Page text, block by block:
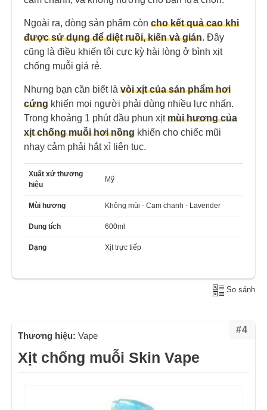
Ngoài ra, dòng sản phẩm còn cho kết quả cao khi
được sử dụng để diệt ruồi, kiến và gián. Đây
cũng là điều khiến tôi cực kỳ hài lòng ở bình xịt
chống muỗi giá rẻ.
Nhưng bạn cần biết là vòi xịt của sản phẩm hơi
cứng khiến mọi người phải dùng nhiều lực nhấn.
Trong khoảng 1 phút đầu phun xịtmùi hương của
xịt chống muỗi hơi nồng khiến cho chiếc mũi
nhạy cảm phải hắt xì liên tục.
Xuất xứ thương
hiệu
Mỹ
Mùi hương Không mùi - Cam chanh - Lavender
Dung tích 600ml
Dạng Xịt trực tiếp
So sánh
#4
Thương hiệu: Vape
Xịt chống muỗi Skin Vape